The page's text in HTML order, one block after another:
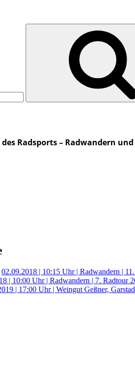
Radsports – Radwandern
02.09.2018 | 10:15 Uhr | Radwandern |
| 10:00 Uhr | Radwandern | 7. Radtour
| 17:00 Uhr | Weingut Geßner,